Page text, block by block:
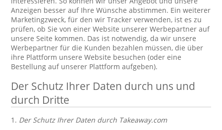
Anzeigen besser auf Ihre Wünsche abstimmen. Ein weiterer
Marketingzweck, für den wir Tracker verwenden, ist es zu
prüfen, ob Sie von einer Website unserer Werbepartner auf
unsere Seite kommen. Das ist notwendig, da wir unsere
Werbepartner für die Kunden bezahlen müssen, die über
ihre Plattform unsere Website besuchen (oder eine
Bestellung auf unserer Plattform aufgeben).
Der Schutz Ihrer Daten durch uns und
durch Dritte
1. Der Schutz Ihrer Daten durch Takeaway.com